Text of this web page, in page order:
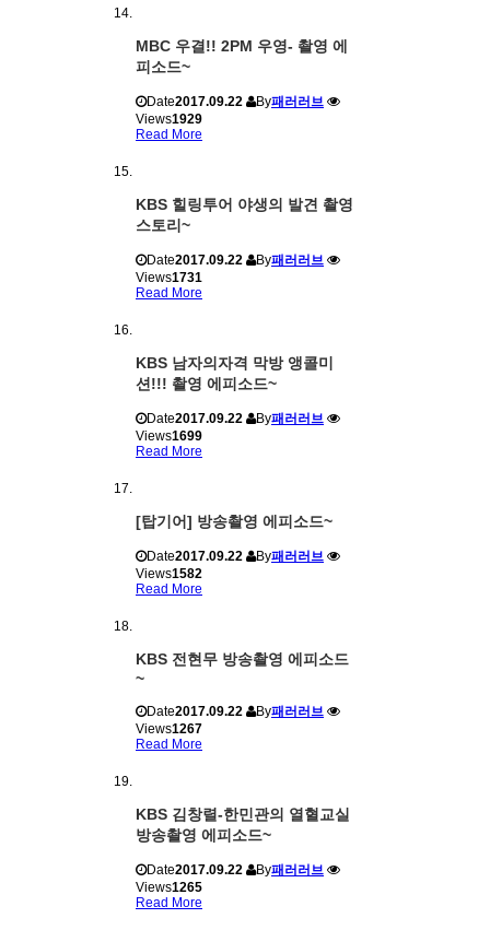
MBC 우결!! 2PM 우영- 촬영 에
피소드~
Date2017.09.22 By패러러브
Views1929
Read More
KBS 힐링투어 야생의 발견 촬영
스토리~
Date2017.09.22 By패러러브
Views1731
Read More
KBS 남자의자격 막방 앵콜미
션!!! 촬영 에피소드~
Date2017.09.22 By패러러브
Views1699
Read More
[탑기어] 방송촬영 에피소드~
Date2017.09.22 By패러러브
Views1582
Read More
KBS 전현무 방송촬영 에피소드
~
Date2017.09.22 By패러러브
Views1267
Read More
KBS 김창렬-한민관의 열혈교실
방송촬영 에피소드~
Date2017.09.22 By패러러브
Views1265
Read More